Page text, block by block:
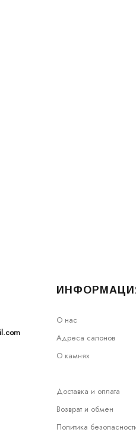
О нас
Адреса салонов
О камнях
Доставка и оплата
Возврат и обмен
Политика